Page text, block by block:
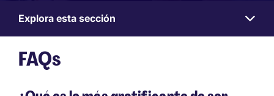
WorkExplora esta sección
FAQs